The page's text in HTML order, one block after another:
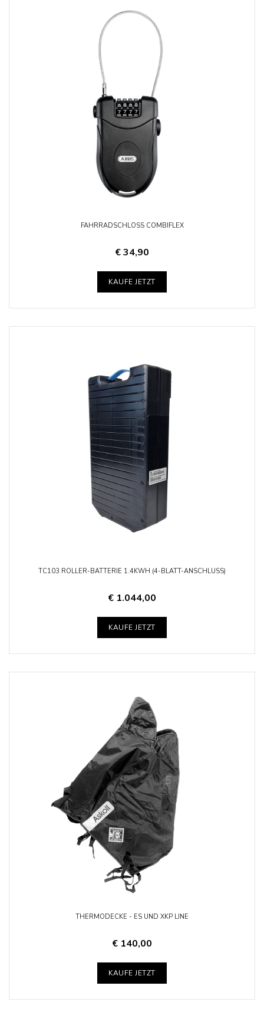
FAHRRADSCHLOSS COMBIFLEX
€ 34,90
KAUFE JETZT
TC103 ROLLER-BATTERIE 1.4KWH (4-BLATT-ANSCHLUSS)
€ 1.044,00
KAUFE JETZT
THERMODECKE - ES UND XKP LINE
€ 140,00
KAUFE JETZT